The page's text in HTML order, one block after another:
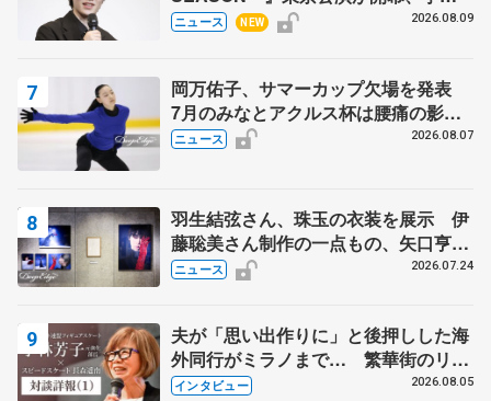
昌磨の『Ice Brave』にかける思いを
ニュース NEW 2026.08.09
岡万佑子、サマーカップ欠場を発表
7月のみなとアクルス杯は腰痛の影響
で
ニュース 2026.08.07
羽生結弦さん、珠玉の衣装を展示 伊
藤聡美さん制作の一点もの、矢口亨さ
んが撮影
ニュース 2026.07.24
夫が「思い出作りに」と後押しした海
外同行がミラノまで… 繁華街のリン
クでは不良のお兄さんも味方に 小林
インタビュー 2026.08.05